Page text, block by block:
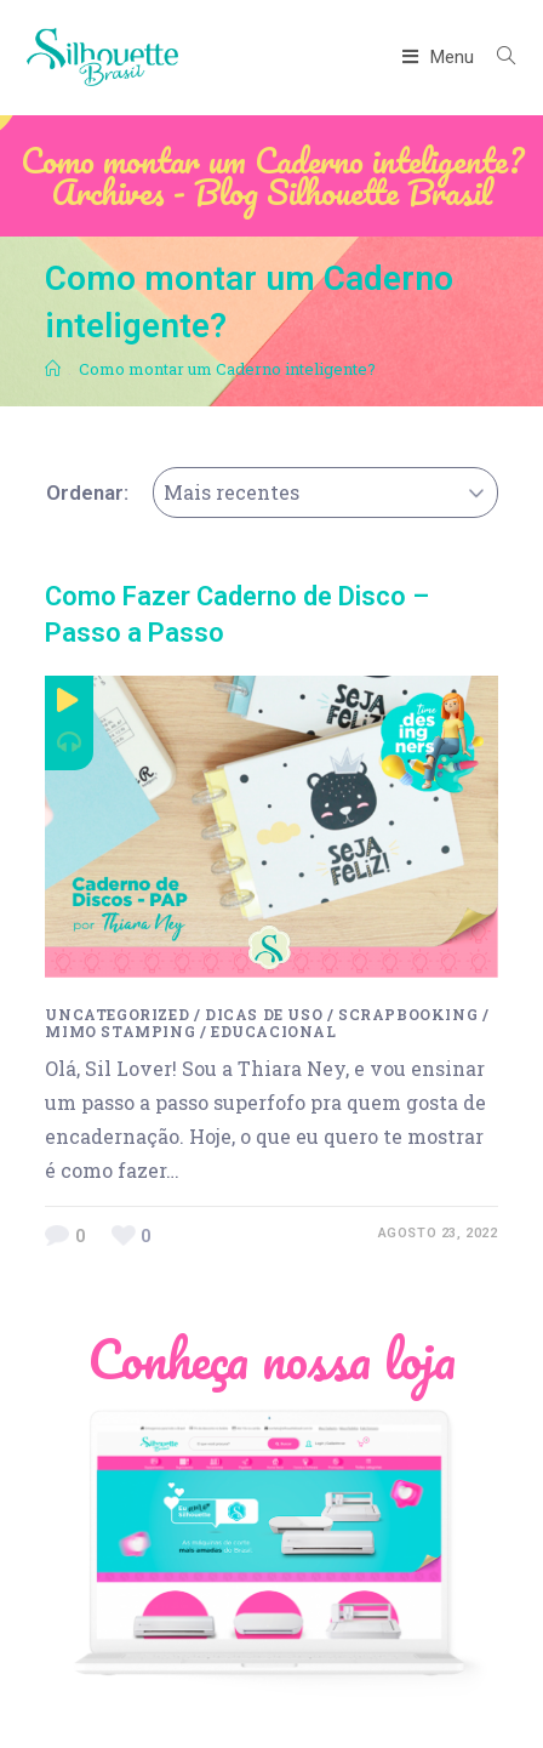
Menu
Como montar um Caderno inteligente?
Archives - Blog Silhouette Brasil
Como montar um Caderno
inteligente?
. Como montar um Caderno inteligente?
Ordenar: Mais recentes
Como Fazer Caderno de Disco –
Passo a Passo
UNCATEGORIZED / DICAS DE USO / SCRAPBOOKING /
MIMO STAMPING /EDUCACIONAL
Olá, Sil Lover! Sou a Thiara Ney, e vou ensinar
um passo a passo superfofo pra quem gosta de
encadernação. Hoje, o que eu quero te mostrar
é como fazer…
0 0 AGOSTO 23, 2022
Conheça nossa loja
Léia Pastori